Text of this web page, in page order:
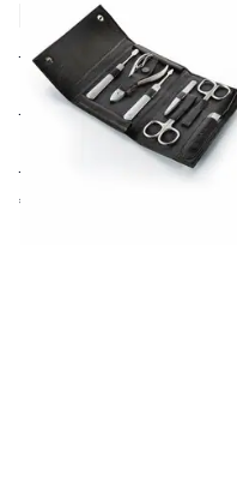
hochwertige
Instrumente
aus rostfreiem
Chirurgenstahl
praktisch für unterwegs
€ 99,95